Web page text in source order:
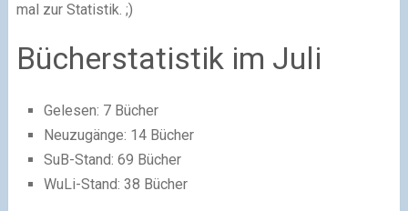
mal zur Statistik. ;)
Bücherstatistik im Juli
Gelesen: 7 Bücher
Neuzugänge: 14 Bücher
SuB-Stand: 69 Bücher
WuLi-Stand: 38 Bücher